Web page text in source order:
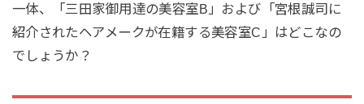
一体、「三田家御用達の美容室B」および「宮根誠司に
紹介されたヘアメークが在籍する美容室C」はどこなの
でしょうか？